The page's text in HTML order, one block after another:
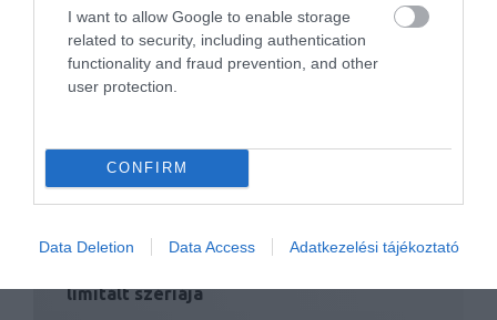
I want to allow Google to enable storage
related to security, including authentication
functionality and fraud prevention, and other
user protection.
CONFIRM
Data Deletion Data Access Adatkezelési tájékoztató
Ezt tudja a Zöld Pokolban a BMW M5
Competition
limitált szériája